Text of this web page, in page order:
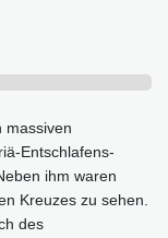
massiven
Entschlafens-
ihm waren
Kreuzes zu sehen.
des